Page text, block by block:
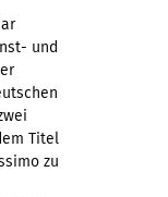
und
Titel
zu